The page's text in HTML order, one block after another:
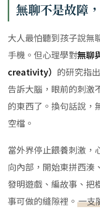
無聊不是故障
大人最怕聽到孩子說無
手機。但心理學對無聊
creativity） 的研究指
告訴大腦，眼前的刺激
的東西了。換句話說，
空檔。
當外界停止餵養刺激，
向內部，開始東拼西湊
發明遊戲、編故事、把
事可做的縫隙裡。 一支